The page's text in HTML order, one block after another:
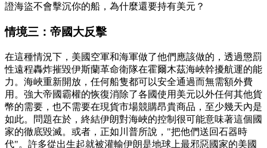
證海盜不會擊沉你的船，為什麼還要持有美元？
情境三：帝國大反擊
在這種情況下，美國空軍和海軍做了他們應該做的，透過懲罰
性遠程轟炸摧毀伊斯蘭革命衛隊在霍爾木茲海峽幹擾航運的能
力。海峽重新開放，任何船隻都可以安全通過而無需額外費
用。強大帝國霸權的恢復消除了各國使用美元以外任何其他貨
幣的需要，也不需要在現貨市場競購昂貴商品，至少幾天內是
如此。問題在於，終結伊朗對海峽的控制很可能意味著這個國
家的徹底毀滅。或者，正如川普所說，"把他們送回石器時
代"。許多從出生起就被灌輸伊朗是地球上最邪惡國家的美國